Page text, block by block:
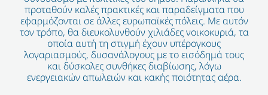
προταθούν καλές πρακτικές και παραδείγματα που
εφαρμόζονται σε άλλες ευρωπαϊκές πόλεις. Με αυτόν
τον τρόπο, θα διευκολυνθούν χιλιάδες νοικοκυριά, τα
οποία αυτή τη στιγμή έχουν υπέρογκους
λογαριασμούς, δυσανάλογους με το εισόδημά τους
και δύσκολες συνθήκες διαβίωσης, λόγω
ενεργειακών απωλειών και κακής ποιότητας αέρα.